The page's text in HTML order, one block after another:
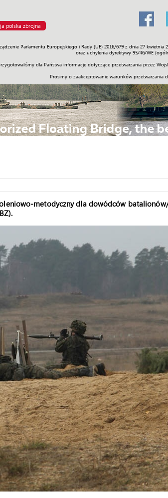
polska zbrojna
Parlamentu Europejskiego i Rady (UE) 2016/679 z dnia 27
oraz uchylenia dyrektywy 95/46/WE
dla Państwa informacje dotyczące przetwarzania przez
Prosimy o zaakceptowanie warunków
Polityka Prawo Świat Społeczność
metodyczny dla dowódców